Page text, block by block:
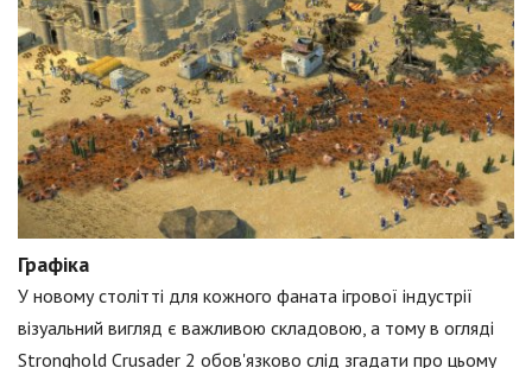
Графіка
У новому столітті для кожного фаната ігрової індустрії
візуальний вигляд є важливою складовою, а тому в огляді
Stronghold Crusader 2 обов'язково слід згадати про цьому